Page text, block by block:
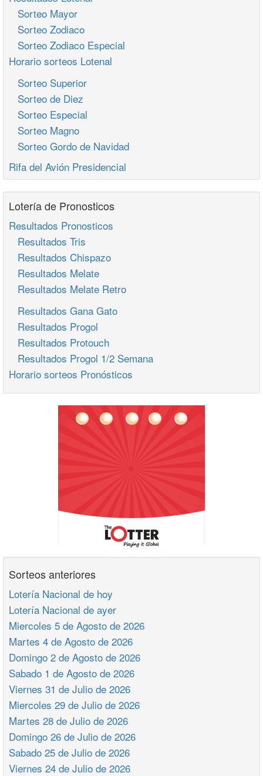
Sorteo Mayor
Sorteo Zodiaco
Sorteo Zodiaco Especial
Horario sorteos Lotenal
Sorteo Superior
Sorteo de Diez
Sorteo Especial
Sorteo Magno
Sorteo Gordo de Navidad
Rifa del Avión Presidencial
Lotería de Pronosticos
Resultados Pronosticos
Resultados Tris
Resultados Chispazo
Resultados Melate
Resultados Melate Retro
Resultados Gana Gato
Resultados Progol
Resultados Protouch
Resultados Progol 1/2 Semana
Horario sorteos Pronósticos
Sorteos anteriores
Lotería Nacional de hoy
Lotería Nacional de ayer
Miercoles 5 de Agosto de 2026
Martes 4 de Agosto de 2026
Domingo 2 de Agosto de 2026
Sabado 1 de Agosto de 2026
Viernes 31 de Julio de 2026
Miercoles 29 de Julio de 2026
Martes 28 de Julio de 2026
Domingo 26 de Julio de 2026
Sabado 25 de Julio de 2026
Viernes 24 de Julio de 2026